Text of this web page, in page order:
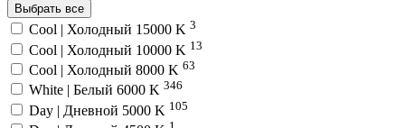
Выбрать все
Cool | Холодный 15000 K 3
Cool | Холодный 10000 K 13
Cool | Холодный 8000 K 63
White | Белый 6000 K 346
Day | Дневной 5000 K 105